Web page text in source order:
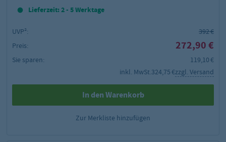
Lieferzeit: 2 - 5 Werktage
UVP²:
392 €
Preis:
272,90 €
Sie sparen:
119,10 €
inkl. MwSt.324,75 €zzgl. Versand
In den Warenkorb
Zur Merkliste hinzufügen